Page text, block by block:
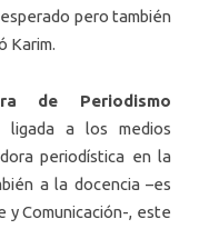
pero también
Karim.
de Periodismo
ligada a los medios
periodística en la
a la docencia –es
y Comunicación-, este